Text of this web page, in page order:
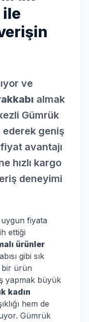
ile
ve
almak
Gümrük
ederek geniş
avantajı
hızlı kargo
deneyimi
fiyata
ettiği
ürünler
gibi sık
bir ürün
yapmak büyük
kadın
hem de
Gümrük